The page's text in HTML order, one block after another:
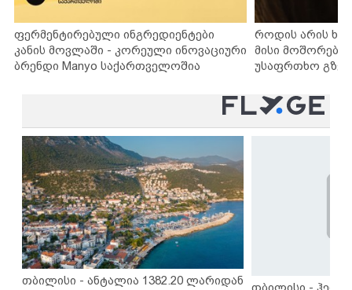
ფერმენტირებული ინგრედიენტები
კანის მოვლაში - კორეული ინოვაციური
ბრენდი Manyo საქართველოშია
როდის არის
მისი
უსაფრთხო
თბილისი - ანტალია 1382.20 ლარიდან
თბილისი -